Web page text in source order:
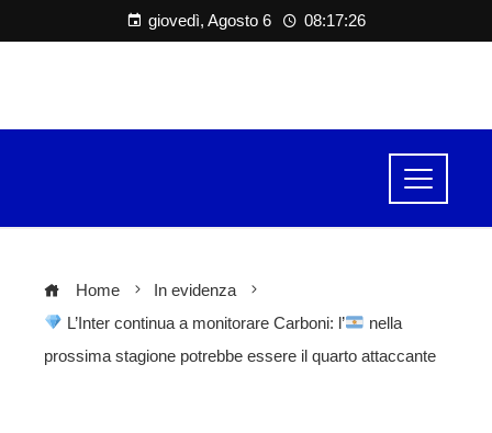
giovedì, Agosto 6 08:17:26
Home
In evidenza
L’Inter continua a monitorare Carboni: l’
nella
prossima stagione potrebbe essere il quarto attaccante